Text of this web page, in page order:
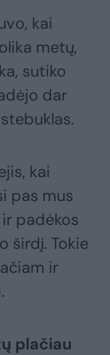
kai
metų,
sutiko
dar
kai
pas mus
padėkos
širdį. Tokie
ir
plačiau